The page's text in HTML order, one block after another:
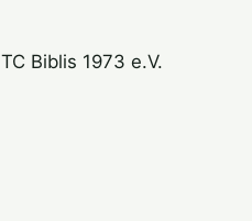
TC Biblis 1973 e.V.